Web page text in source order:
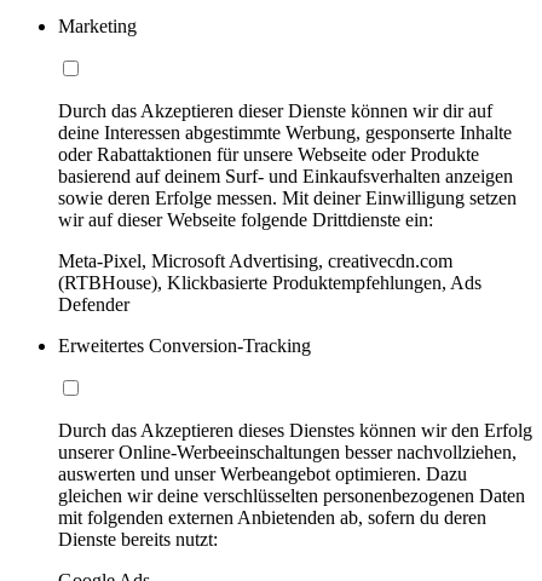
Marketing
Durch das Akzeptieren dieser Dienste können wir dir auf
deine Interessen abgestimmte Werbung, gesponserte Inhalte
oder Rabattaktionen für unsere Webseite oder Produkte
basierend auf deinem Surf- und Einkaufsverhalten anzeigen
sowie deren Erfolge messen. Mit deiner Einwilligung setzen
wir auf dieser Webseite folgende Drittdienste ein:
Meta-Pixel, Microsoft Advertising, creativecdn.com
(RTBHouse), Klickbasierte Produktempfehlungen, Ads
Defender
Erweitertes Conversion-Tracking
Durch das Akzeptieren dieses Dienstes können wir den Erfolg
unserer Online-Werbeeinschaltungen besser nachvollziehen,
auswerten und unser Werbeangebot optimieren. Dazu
gleichen wir deine verschlüsselten personenbezogenen Daten
mit folgenden externen Anbietenden ab, sofern du deren
Dienste bereits nutzt: